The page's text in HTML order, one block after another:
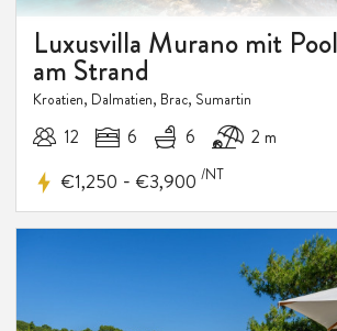
Luxusvilla Murano mit Pool
am Strand
Kroatien, Dalmatien, Brac, Sumartin
12 6 6 2 m
€1,250 - €3,900 /NT